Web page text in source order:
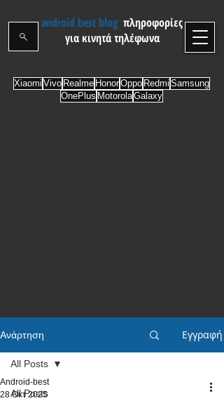
android best blog πληροφορίες
για κινητά τηλέφωνα
Xiaomi Vivo Realme HonorOppo Redmi Samsung
OnePlus MotorolaGalaxy
Ανάρτηση Εγγραφή
All Posts
All Posts
Android-best
28 Οκτ 2025